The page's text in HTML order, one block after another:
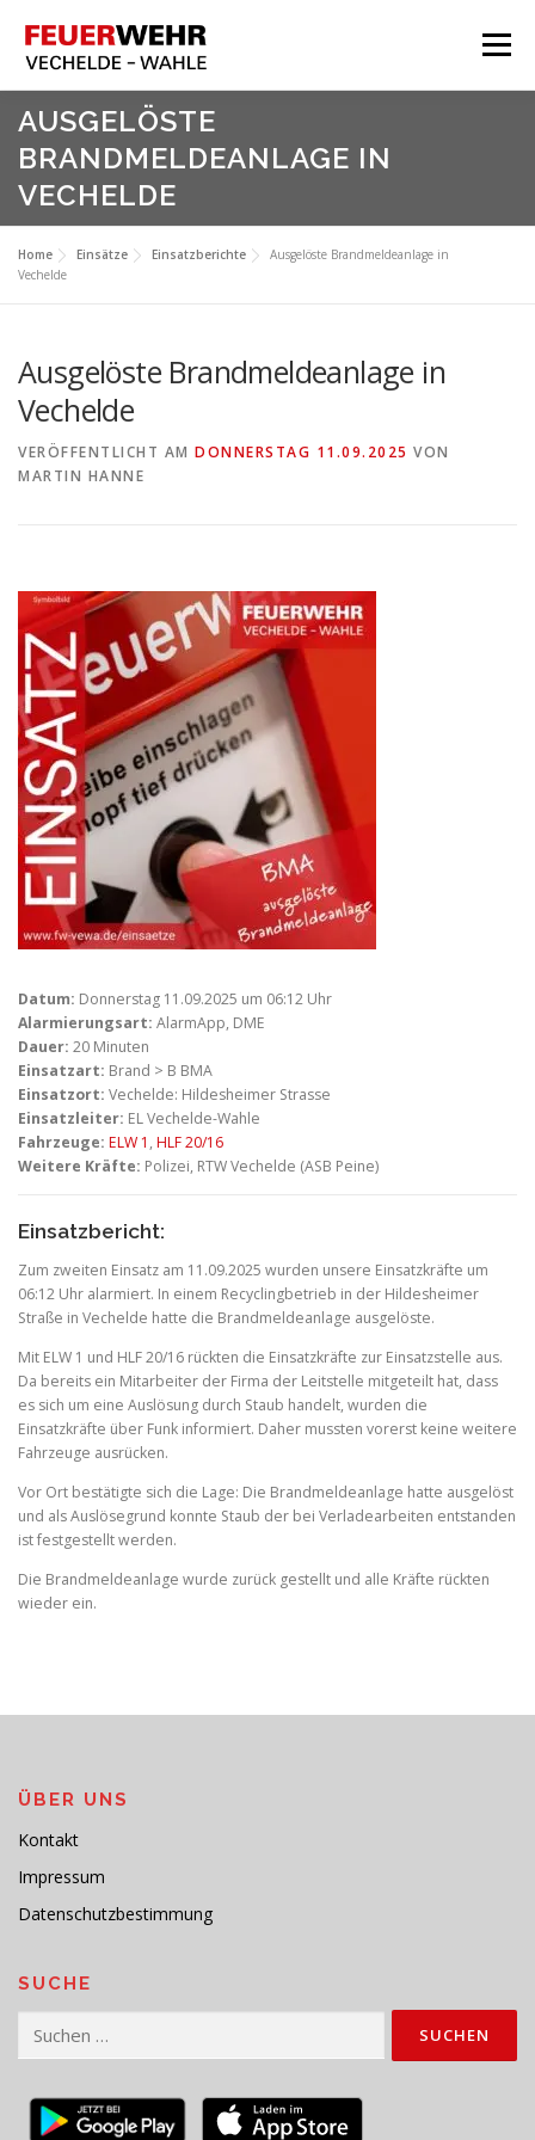
Inhalt
springen
Menü
HOME
Aktuelles
Über Uns
Service
AUSGELÖSTE
BRANDMELDEANLAGE IN
VECHELDE
Home Einsätze Einsatzberichte
Ausgelöste Brandmeldeanlage in
Vechelde
Ausgelöste Brandmeldeanlage in
Vechelde
VERÖFFENTLICHT AM DONNERSTAG 11.09.2025 VON
MARTIN HANNE
Datum: Donnerstag 11.09.2025 um 06:12 Uhr
Alarmierungsart: AlarmApp, DME
Dauer: 20 Minuten
Einsatzart: Brand > B BMA
Einsatzort: Vechelde: Hildesheimer Strasse
Einsatzleiter: EL Vechelde-Wahle
Fahrzeuge: ELW 1 , HLF 20/16
Weitere Kräfte: Polizei, RTW Vechelde (ASB Peine)
Einsatzbericht:
Zum zweiten Einsatz am 11.09.2025 wurden unsere Einsatzkräfte um
06:12 Uhr alarmiert. In einem Recyclingbetrieb in der Hildesheimer
Straße in Vechelde hatte die Brandmeldeanlage ausgelöste.
Mit ELW 1 und HLF 20/16 rückten die Einsatzkräfte zur Einsatzstelle aus.
Da bereits ein Mitarbeiter der Firma der Leitstelle mitgeteilt hat, dass
es sich um eine Auslösung durch Staub handelt, wurden die
Einsatzkräfte über Funk informiert. Daher mussten vorerst keine weitere
Fahrzeuge ausrücken.
Vor Ort bestätigte sich die Lage: Die Brandmeldeanlage hatte ausgelöst
und als Auslösegrund konnte Staub der bei Verladearbeiten entstanden
ist festgestellt werden.
Die Brandmeldeanlage wurde zurück gestellt und alle Kräfte rückten
wieder ein.
ÜBER UNS
Kontakt
Impressum
Datenschutzbestimmung
SUCHE
Suchen